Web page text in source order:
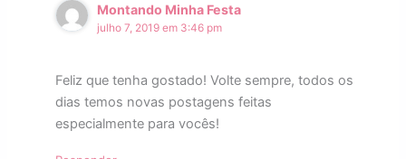
Montando Minha Festa
julho 7, 2019 em 3:46 pm
Feliz que tenha gostado! Volte sempre, todos os
dias temos novas postagens feitas
especialmente para vocês!